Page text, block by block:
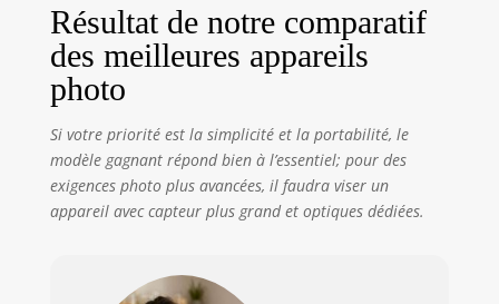
FLUIDE : utilisez
Camera Connect
pour relier votre
R100 à votre
smartphone pour
des prises de vue à
distance et le
transfert de
Résultat de notre comparatif
des meilleures appareils
photo
Si votre priorité est la simplicité et la portabilité, le
modèle gagnant répond bien à l’essentiel; pour des
exigences photo plus avancées, il faudra viser un
appareil avec capteur plus grand et optiques dédiées.